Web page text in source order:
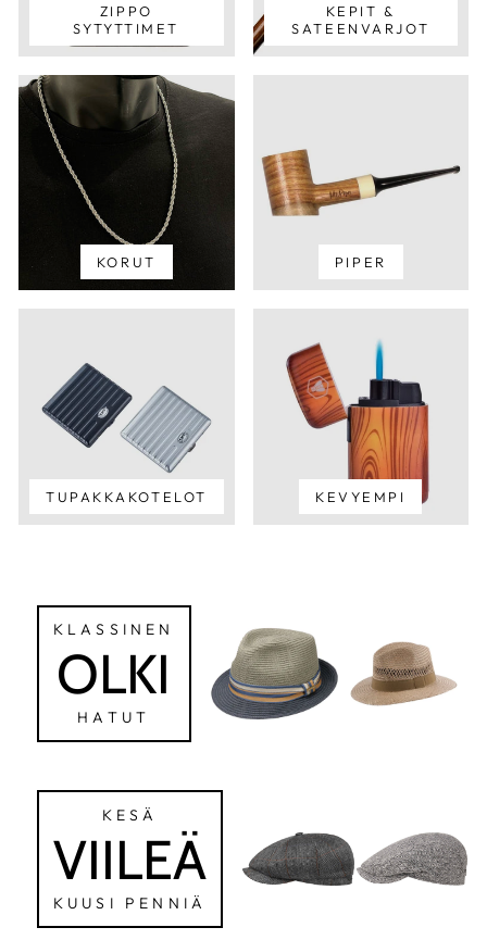
ZIPPO
SYTYTTIMET
KEPIT &
SATEENVARJOT
KORUT PIPER
TUPAKKAKOTELOT KEVYEMPI
KLASSINEN
OLKI
HATUT
KESÄ
VIILEÄ
KUUSI PENNIÄ